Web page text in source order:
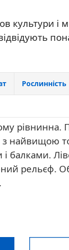
культури і
Рослинність
з найвищою
балками.
рельєф.